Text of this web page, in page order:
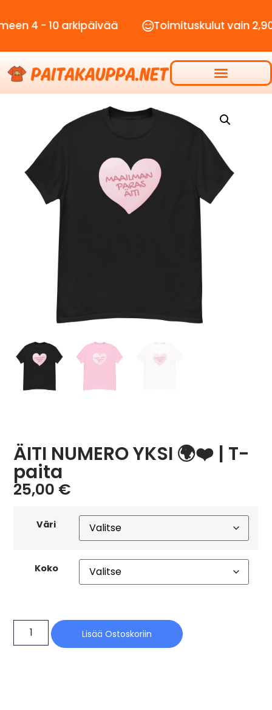
10 arkipäivää Toimituskulut vain 2,90€
ÄITI NUMERO YKSI 🌍❤️ | T-
paita
25,00 €
Väri
Koko
Lisää Ostoskoriin